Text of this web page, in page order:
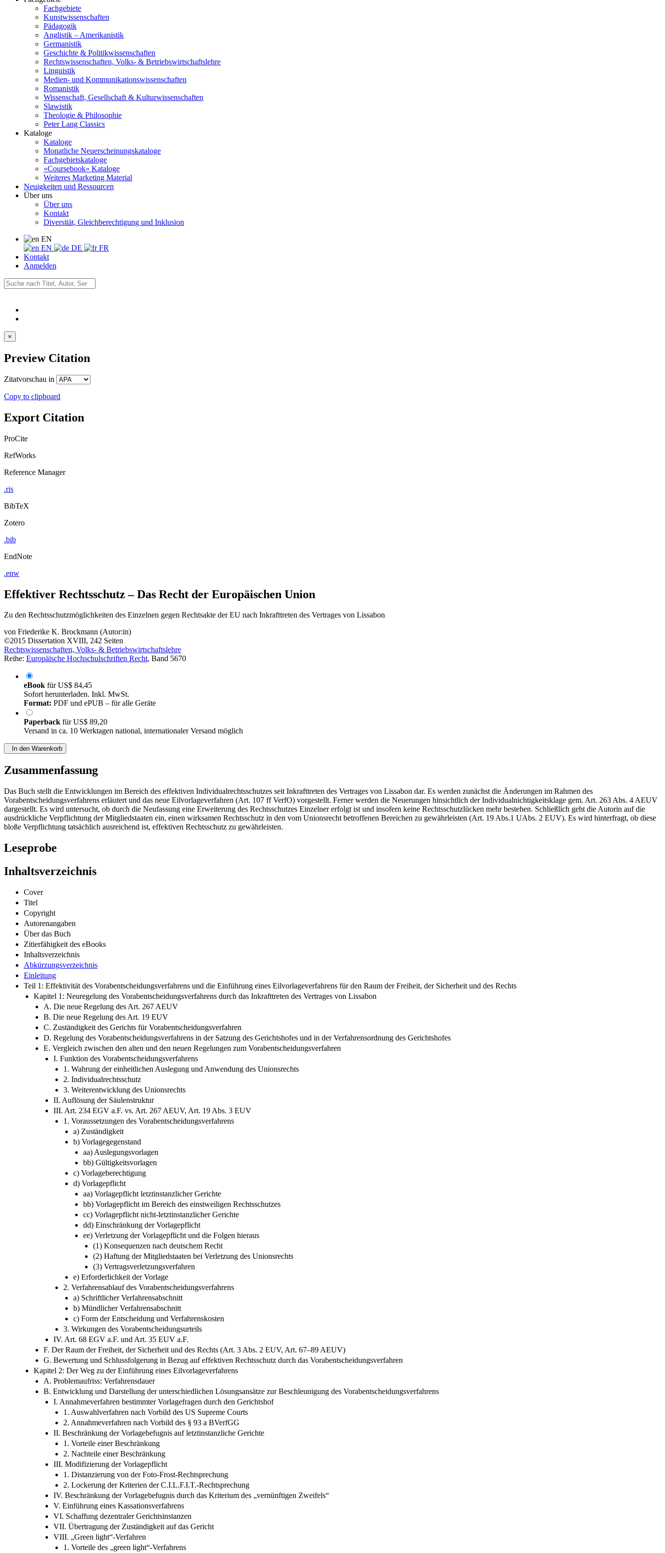
Fachgebiete
Kunstwissenschaften
Pädagogik
Anglistik – Amerikanistik
Germanistik
Geschichte & Politikwissenschaften
Rechtswissenschaften, Volks- & Betriebswirtschaftslehre
Linguistik
Medien- und Kommunikationswissenschaften
Romanistik
Wissenschaft, Gesellschaft & Kulturwissenschaften
Slawistik
Theologie & Philosophie
Peter Lang Classics
Kataloge
Kataloge
Monatliche Neuerscheinungskataloge
Fachgebietskataloge
«Coursebook» Kataloge
Weiteres Marketing Material
Neuigkeiten und Ressourcen
Über uns
Über uns
Kontakt
Diversität, Gleichberechtigung und Inklusion
EN
EN
DE
FR
Kontakt
Anmelden
×
Preview Citation
Zitatvorschau in
Copy to clipboard
Export Citation
ProCite
RefWorks
Reference Manager
.ris
BibTeX
Zotero
.bib
EndNote
.enw
Effektiver Rechtsschutz – Das Recht der Europäischen Union
Zu den Rechtsschutzmöglichkeiten des Einzelnen gegen Rechtsakte der EU nach Inkrafttreten des Vertrages von Lissabon
von Friederike K. Brockmann (Autor:in)
©2015 Dissertation XVIII, 242 Seiten
Rechtswissenschaften, Volks- & Betriebswirtschaftslehre
Reihe: Europäische Hochschulschriften Recht, Band 5670
eBook fürUS$ 84,45
Sofort herunterladen. Inkl. MwSt.
Format: PDF und ePUB – für alle Geräte
Paperback fürUS$ 89,20
Versand in ca. 10 Werktagen national, internationaler Versand möglich
In den Warenkorb
Zusammenfassung
Das Buch stellt die Entwicklungen im Bereich des effektiven Individualrechtsschutzes seit Inkrafttreten des Vertrages von Lissabon dar. Es werden zunächst die Änderungen im Rahmen des
Vorabentscheidungsverfahrens erläutert und das neue Eilvorlageverfahren (Art. 107 ff VerfO) vorgestellt. Ferner werden die Neuerungen hinsichtlich der Individualnichtigkeitsklage gem. Art. 263 Abs. 4 AEUV
dargestellt. Es wird untersucht, ob durch die Neufassung eine Erweiterung des Rechtsschutzes Einzelner erfolgt ist und insofern keine Rechtsschutzlücken mehr bestehen. Schließlich geht die Autorin auf die
ausdrückliche Verpflichtung der Mitgliedstaaten ein, einen wirksamen Rechtsschutz in den vom Unionsrecht betroffenen Bereichen zu gewährleisten (Art. 19 Abs.1 UAbs. 2 EUV). Es wird hinterfragt, ob diese
bloße Verpflichtung tatsächlich ausreichend ist, effektiven Rechtsschutz zu gewährleisten.
Leseprobe
Inhaltsverzeichnis
Cover
Titel
Copyright
Autorenangaben
Über das Buch
Zitierfähigkeit des eBooks
Inhaltsverzeichnis
Abkürzungsverzeichnis
Einleitung
Teil 1: Effektivität des Vorabentscheidungsverfahrens und die Einführung eines Eilvorlageverfahrens für den Raum der Freiheit, der Sicherheit und des Rechts
Kapitel 1: Neuregelung des Vorabentscheidungsverfahrens durch das Inkrafttreten des Vertrages von Lissabon
A. Die neue Regelung des Art. 267 AEUV
B. Die neue Regelung des Art. 19 EUV
C. Zuständigkeit des Gerichts für Vorabentscheidungsverfahren
D. Regelung des Vorabentscheidungsverfahrens in der Satzung des Gerichtshofes und in der Verfahrensordnung des Gerichtshofes
E. Vergleich zwischen den alten und den neuen Regelungen zum Vorabentscheidungsverfahren
I. Funktion des Vorabentscheidungsverfahrens
1. Wahrung der einheitlichen Auslegung und Anwendung des Unionsrechts
2. Individualrechtsschutz
3. Weiterentwicklung des Unionsrechts
II. Auflösung der Säulenstruktur
III. Art. 234 EGV a.F. vs. Art. 267 AEUV, Art. 19 Abs. 3 EUV
1. Voraussetzungen des Vorabentscheidungsverfahrens
a) Zuständigkeit
b) Vorlagegegenstand
aa) Auslegungsvorlagen
bb) Gültigkeitsvorlagen
c) Vorlageberechtigung
d) Vorlagepflicht
aa) Vorlagepflicht letztinstanzlicher Gerichte
bb) Vorlagepflicht im Bereich des einstweiligen Rechtsschutzes
cc) Vorlagepflicht nicht-letztinstanzlicher Gerichte
dd) Einschränkung der Vorlagepflicht
ee) Verletzung der Vorlagepflicht und die Folgen hieraus
(1) Konsequenzen nach deutschem Recht
(2) Haftung der Mitgliedstaaten bei Verletzung des Unionsrechts
(3) Vertragsverletzungsverfahren
e) Erforderlichkeit der Vorlage
2. Verfahrensablauf des Vorabentscheidungsverfahrens
a) Schriftlicher Verfahrensabschnitt
b) Mündlicher Verfahrensabschnitt
c) Form der Entscheidung und Verfahrenskosten
3. Wirkungen des Vorabentscheidungsurteils
IV. Art. 68 EGV a.F. und Art. 35 EUV a.F.
F. Der Raum der Freiheit, der Sicherheit und des Rechts (Art. 3 Abs. 2 EUV, Art. 67–89 AEUV)
G. Bewertung und Schlussfolgerung in Bezug auf effektiven Rechtsschutz durch das Vorabentscheidungsverfahren
Kapitel 2: Der Weg zu der Einführung eines Eilvorlageverfahrens
A. Problemaufriss: Verfahrensdauer
B. Entwicklung und Darstellung der unterschiedlichen Lösungsansätze zur Beschleunigung des Vorabentscheidungsverfahrens
I. Annahmeverfahren bestimmter Vorlagefragen durch den Gerichtshof
1. Auswahlverfahren nach Vorbild des US Supreme Courts
2. Annahmeverfahren nach Vorbild des § 93 a BVerfGG
II. Beschränkung der Vorlagebefugnis auf letztinstanzliche Gerichte
1. Vorteile einer Beschränkung
2. Nachteile einer Beschränkung
III. Modifizierung der Vorlagepflicht
1. Distanzierung von der Foto-Frost-Rechtsprechung
2. Lockerung der Kriterien der C.I.L.F.I.T.-Rechtsprechung
IV. Beschränkung der Vorlagebefugnis durch das Kriterium des „vernünftigen Zweifels“
V. Einführung eines Kassationsverfahrens
VI. Schaffung dezentraler Gerichtsinstanzen
VII. Übertragung der Zuständigkeit auf das Gericht
VIII. „Green light“-Verfahren
1. Vorteile des „green light“-Verfahrens